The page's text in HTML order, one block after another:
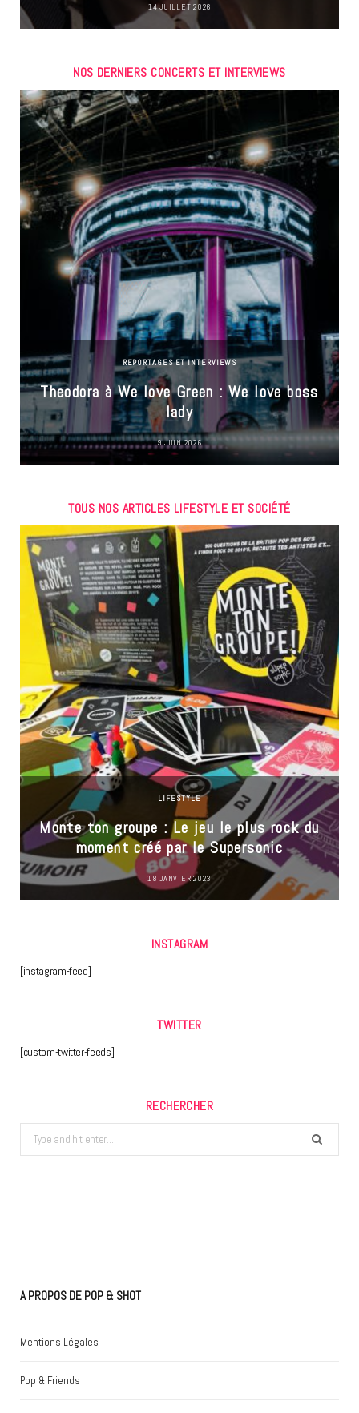
14 JUILLET 2026
NOS DERNIERS CONCERTS ET INTERVIEWS
REPORTAGES ET INTERVIEWS
Theodora à We love Green : We love boss
lady
9 JUIN 2026
TOUS NOS ARTICLES LIFESTYLE ET SOCIÉTÉ
LIFESTYLE
Monte ton groupe : Le jeu le plus rock du
moment créé par le Supersonic
18 JANVIER 2023
INSTAGRAM
[instagram-feed]
TWITTER
[custom-twitter-feeds]
RECHERCHER
Search
for:
A PROPOS DE POP & SHOT
Mentions Légales
Pop & Friends